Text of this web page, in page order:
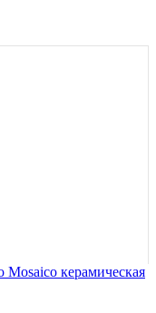
керамическая